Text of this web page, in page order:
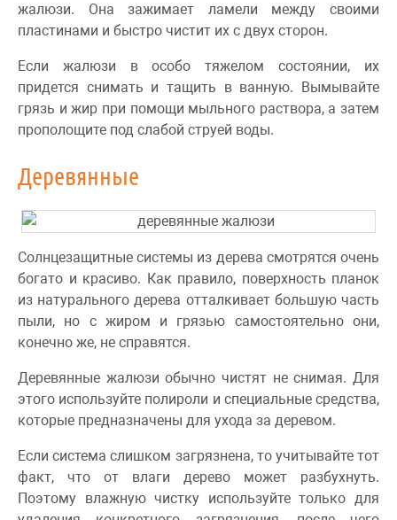
жалюзи. Она зажимает ламели между своими
пластинами и быстро чистит их с двух сторон.
Если жалюзи в особо тяжелом состоянии, их
придется снимать и тащить в ванную. Вымывайте
грязь и жир при помощи мыльного раствора, а затем
прополощите под слабой струей воды.
Деревянные
Солнцезащитные системы из дерева смотрятся очень
богато и красиво. Как правило, поверхность планок
из натурального дерева отталкивает большую часть
пыли, но с жиром и грязью самостоятельно они,
конечно же, не справятся.
Деревянные жалюзи обычно чистят не снимая. Для
этого используйте полироли и специальные средства,
которые предназначены для ухода за деревом.
Если система слишком загрязнена, то учитывайте тот
факт, что от влаги дерево может разбухнуть.
Поэтому влажную чистку используйте только для